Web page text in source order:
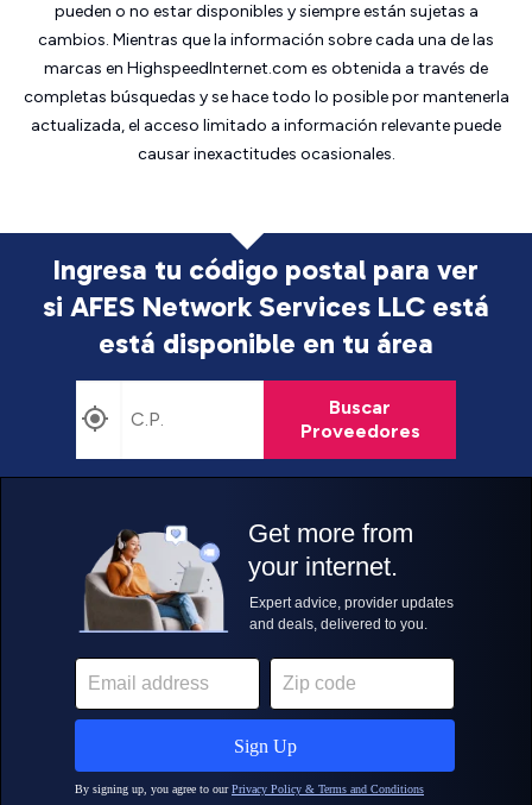
pueden o no estar disponibles y siempre están sujetas a
cambios. Mientras que la información sobre cada una de las
marcas en HighspeedInternet.com es obtenida a través de
completas búsquedas y se hace todo lo posible por mantenerla
actualizada, el acceso limitado a información relevante puede
causar inexactitudes ocasionales.
Ingresa tu código postal para ver
si AFES Network Services LLC está
está disponible en tu área
Buscar
Proveedores